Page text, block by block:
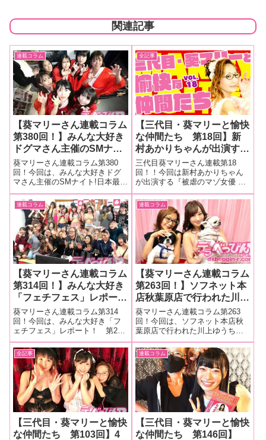
関連記事
連載コラム
【葵マリーさん連載コラム
第380回！】みんな大好き
ドグマさん主催のSMナイ
ト!日本最強のM女軍団が
一致団結してお客様達を大
興奮のるつぼに送り出して
ました！
葵マリーさん連載コラム第380
回！今回は、みんな大好きドグ
マさん主催のSMナイト!日本最強
のM女軍団が一致団結してお客様
達を大興奮のるつぼに送り出し
てました！■マリーさんの今まで
の連載はこちら ドグマSMナイト
みんな大好きドグマさん主催のS
全記事
【三代目・葵マリーと愉快
な仲間たち 第18回】新
村あかりちゃんが出演する
『被虐のマゾ女優 新村あ
かり調教記録』（タイト）
の現場をレポート！調教さ
れて変わって行く（？）あ
かりちゃんの様子をたっぷ
り御覧ください！
三代目葵マリーさん連載第18
回！！今回は新村あかりちゃん
が出演する『被虐のマゾ女優 新
村あかり調教記録』（タイト）
の現場をレポート！新村あかり
ちゃんが出演『被虐のマゾ女優
新村あかり調教記録』現場レポ
ート！どこからどう見ても良い
女リストに入
連載コラム
【葵マリーさん連載コラム
第314回！】みんな大好き
「フェチフェス」レポー
ト！ 第27回目を迎えま
すます盛り上がる会場の様
子ををお伝えします！
葵マリーさん連載コラム第314
回！今回は、みんな大好き「フ
ェチフェス」レポート！ 第27
回目を迎えますます盛り上がる
会場の様子ををお伝えします！■
マリーさんの今までの連載はこ
ちら フェチフェス27みんな大好
きフェチフェスの第27回目。毎
年1
連載コラム
【葵マリーさん連載コラム
第263回！】ソフネット本
店秋葉原店で行われた川上
ゆうちゃんのイベントをレ
ポート！
葵マリーさん連載コラム第263
回！今回は、ソフネット本店秋
葉原店で行われた川上ゆうちゃ
んのイベントをレポート！■マリ
ーさんの今までの連載はこち
ら 川上ゆうちゃん秋葉原イベン
ト我らの女神、川上ゆうちゃん
がまたしても秋葉原に降臨する
らしく、ゆう
全記事
【三代目・葵マリーと愉快
な仲間たち 第103回】4
連載コラム
【三代目・葵マリーと愉快
な仲間たち 第146回】